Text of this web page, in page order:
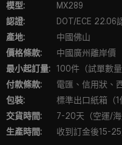
模型:
MX289
認證:
DOT/ECE 22.06
產地:
中國佛山
價格條款:
中國廣州離岸價
最小起訂量:
100件（試單數量
付款條款:
電匯、信用狀、
包裝:
標準出口紙箱（1
交貨時間:
7-20天（空運/海
生產時間:
收到訂金後15-